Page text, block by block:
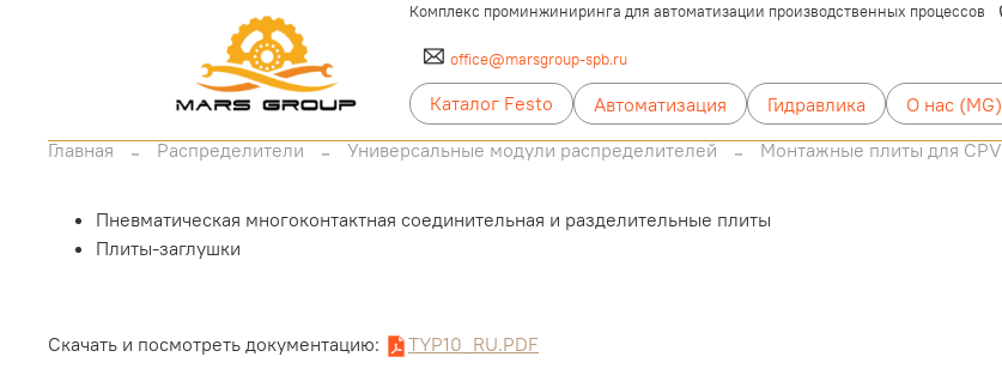
Комплекс проминжиниринга для автоматизации производственных процессов
office@marsgroup-spb.ru
Каталог Festo Автоматизация Гидравлика О нас (MG)
Главная
Распределители Универсальные модули распределителей Монтажные плиты для CPV
Пневматическая многоконтактная соединительная и разделительные плиты
Плиты-заглушки
Скачать и посмотреть документацию: TYP10_RU.PDF